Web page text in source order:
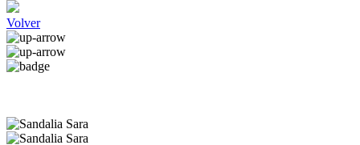
Volver